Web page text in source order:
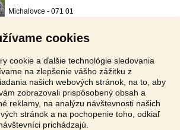
cookies
cookie a ďalšie technológie sledovania
na zlepšenie vášho zážitku z
našich webových stránok, na to, aby
zobrazovali prispôsobený obsah a
reklamy, na analýzu návštevnosti našich
stránok a na pochopenie toho, odkiaľ
prichádzajú.
Michalovce - 071 01
Predám 4 ks zimné pneu 205/55R16 Matador na
plechových diskoch 5x ...
Košice - 040 23
110 €